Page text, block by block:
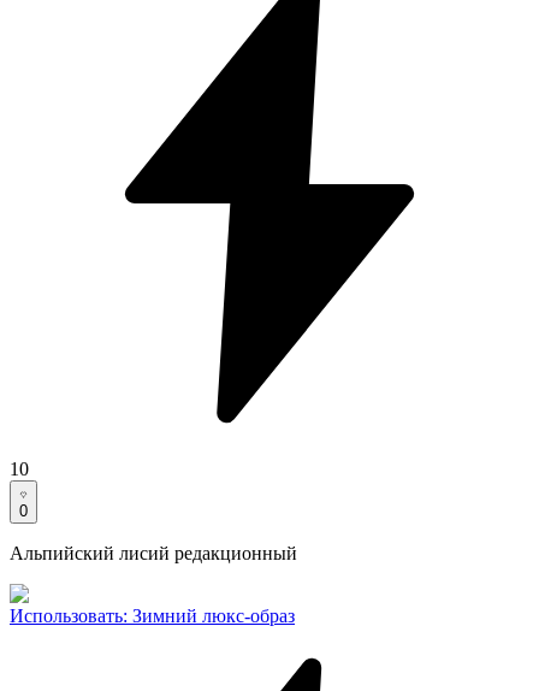
10
0
Альпийский лисий редакционный
Использовать: Зимний люкс-образ